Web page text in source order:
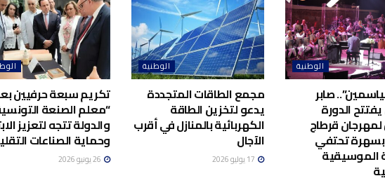
الوطنية
صابر
يفتتح الدورة
قرطاج
بسهرة تحتفي
الموسيقية
الوطنية
مجمع الطاقات المتجددة
يدعو لتخزين الطاقة
الكهربائية بالمنازل في أقرب
الآجال
تكريم سبعة حرفيين
“معلم الصنعة
والدولة تتجه لتعزيز
وحماية الصناعات